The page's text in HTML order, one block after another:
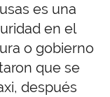
es una
en el
o gobierno
que se
después